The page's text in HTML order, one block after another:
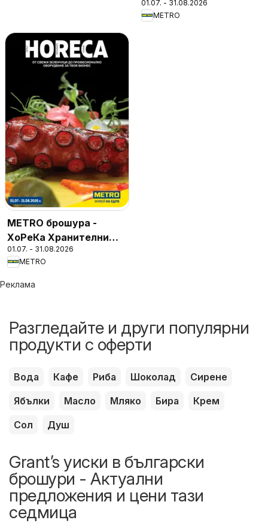
01.07. - 31.08.2026
METRO
METRO брошура -
ХоРеКа Хранителни
стоки
01.07. - 31.08.2026
METRO
Реклама
Разгледайте и други популярни
продукти с оферти
Вода Кафе Риба Шоколад
Сирене
Ябълки
Масло Мляко Бира
Крем
Сол
Душ
Grant’s уиски в български
брошури - Актуални
предложения и цени тази
седмица